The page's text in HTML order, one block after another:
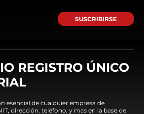
SUSCRIBIRSE
REGISTRO ÚNICO
esencial de cualquier empresa de
dirección, teléfono, y mas en la base de